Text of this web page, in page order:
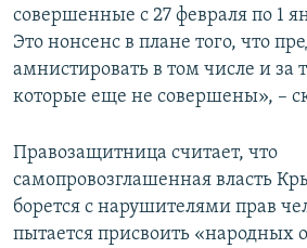
совершенные с 27 февраля по 1
Это нонсенс в плане того, что
амнистировать в том числе и за
которые еще не совершены», –
Правозащитница считает, что
самопровозглашенная власть
борется с нарушителями прав
пытается присвоить «народных